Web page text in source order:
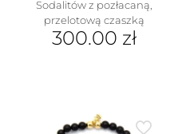
Sodalitów z pozłacaną,
przelotową czaszką
300.00 zł